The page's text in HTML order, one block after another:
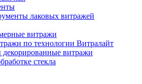
лаковых витражей
витражи
по технологии Витралайт
декорированные витражи
стекла